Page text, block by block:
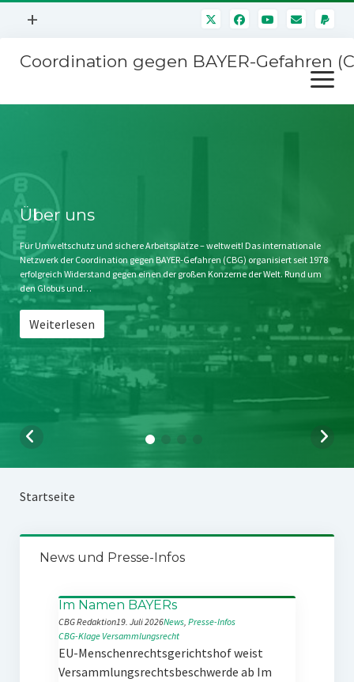
Menü
+
Mitmachen
Kontakt
Impressum
Störfälle
Coordination gegen BAYER-Gefahren
Menü
öffnen
Stichwort BAYER
Jahrestagung
SPENDEN
Über uns
Für Umweltschutz und sichere Arbeitsplätze – weltweit! Das internationale
Netzwerk der Coordination gegen BAYER-Gefahren (CBG) organisiert seit 1978
erfolgreich Widerstand gegen einen der großen Konzerne der Welt. Rund um
den Globus und…
Weiterlesen
Startseite
News und Presse-Infos
Im Namen BAYERs
CBG Redaktion19. Juli 2026News, Presse-Infos
CBG-Klage Versammlungsrecht
EU-Menschenrechtsgerichtshof weist
Versammlungsrechtsbeschwerde ab Im